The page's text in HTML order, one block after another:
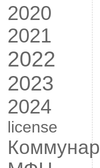
2020
2021
2022
2023
2024
license